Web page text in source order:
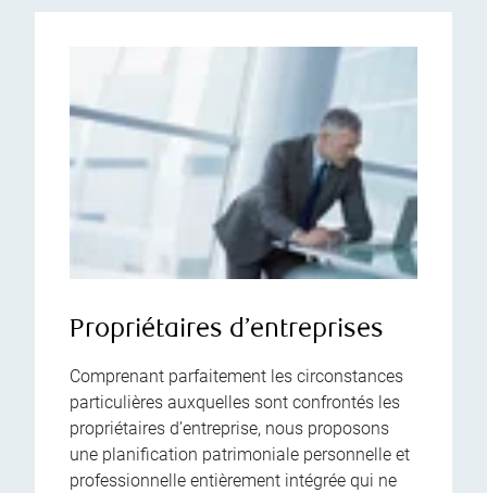
Propriétaires d’entreprises
Comprenant parfaitement les circonstances
particulières auxquelles sont confrontés les
propriétaires d’entreprise, nous proposons
une planification patrimoniale personnelle et
professionnelle entièrement intégrée qui ne